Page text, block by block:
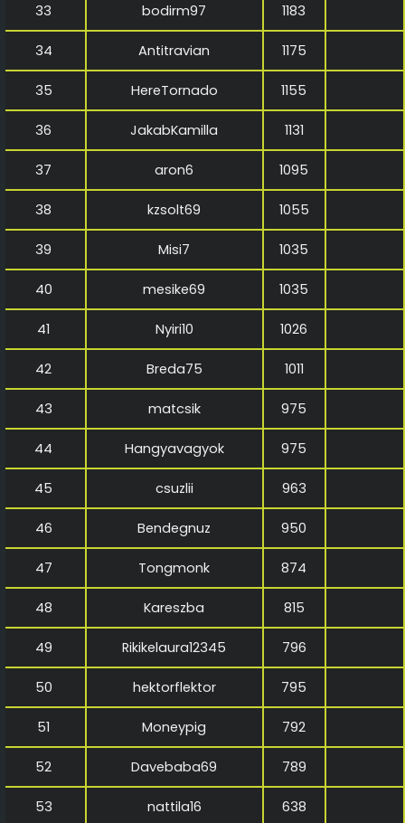
33 bodirm97 1183
34 Antitravian 1175
35 HereTornado 1155
36 JakabKamilla 1131
37 aron6 1095
38 kzsolt69 1055
39 Misi7 1035
40 mesike69 1035
41 Nyiri10 1026
42 Breda75 1011
43 matcsik 975
44 Hangyavagyok 975
45 csuzlii 963
46 Bendegnuz 950
47 Tongmonk 874
48 Kareszba 815
49 Rikikelaura12345 796
50 hektorflektor 795
51 Moneypig 792
52 Davebaba69 789
53 nattila16 638